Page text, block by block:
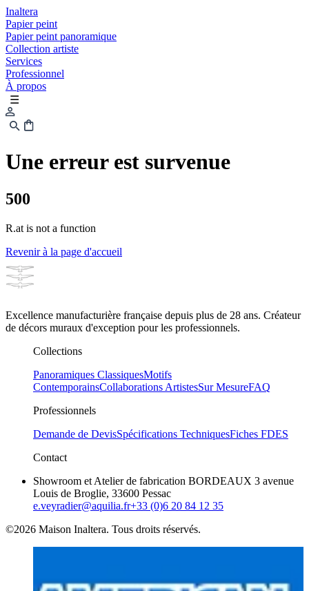
Inaltera
Papier peint
Papier peint panoramique
Collection artiste
Services
Professionnel
À propos
☰
Une erreur est survenue
500
R.at is not a function
Revenir à la page d'accueil
Excellence manufacturière française depuis plus de 28 ans. Créateur
de décors muraux d'exception pour les professionnels.
Collections
Panoramiques ClassiquesMotifs
ContemporainsCollaborations ArtistesSur MesureFAQ
Professionnels
Demande de DevisSpécifications TechniquesFiches FDES
Contact
Showroom et Atelier de fabrication BORDEAUX 3 avenue
Louis de Broglie, 33600 Pessac
e.veyradier@aquilia.fr+33 (0)6 20 84 12 35
©2026 Maison Inaltera. Tous droits réservés.